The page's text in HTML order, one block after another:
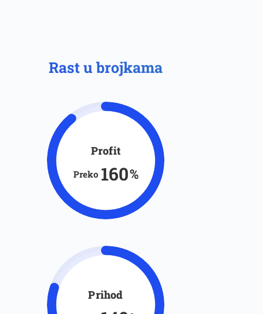
Rast u brojkama
Profit
Preko 160%
Prihod